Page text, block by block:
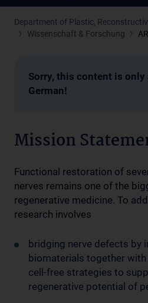
Department of Plastic,
Wissenschaft & Forschung
Sorry, this content is only
German!
Mission
Functional restoration of
nerves remains one of the
regenerative medicine. To
research involves
bridging nerve defects by
biomaterials together
cell-free strategies to
regenerative potential of